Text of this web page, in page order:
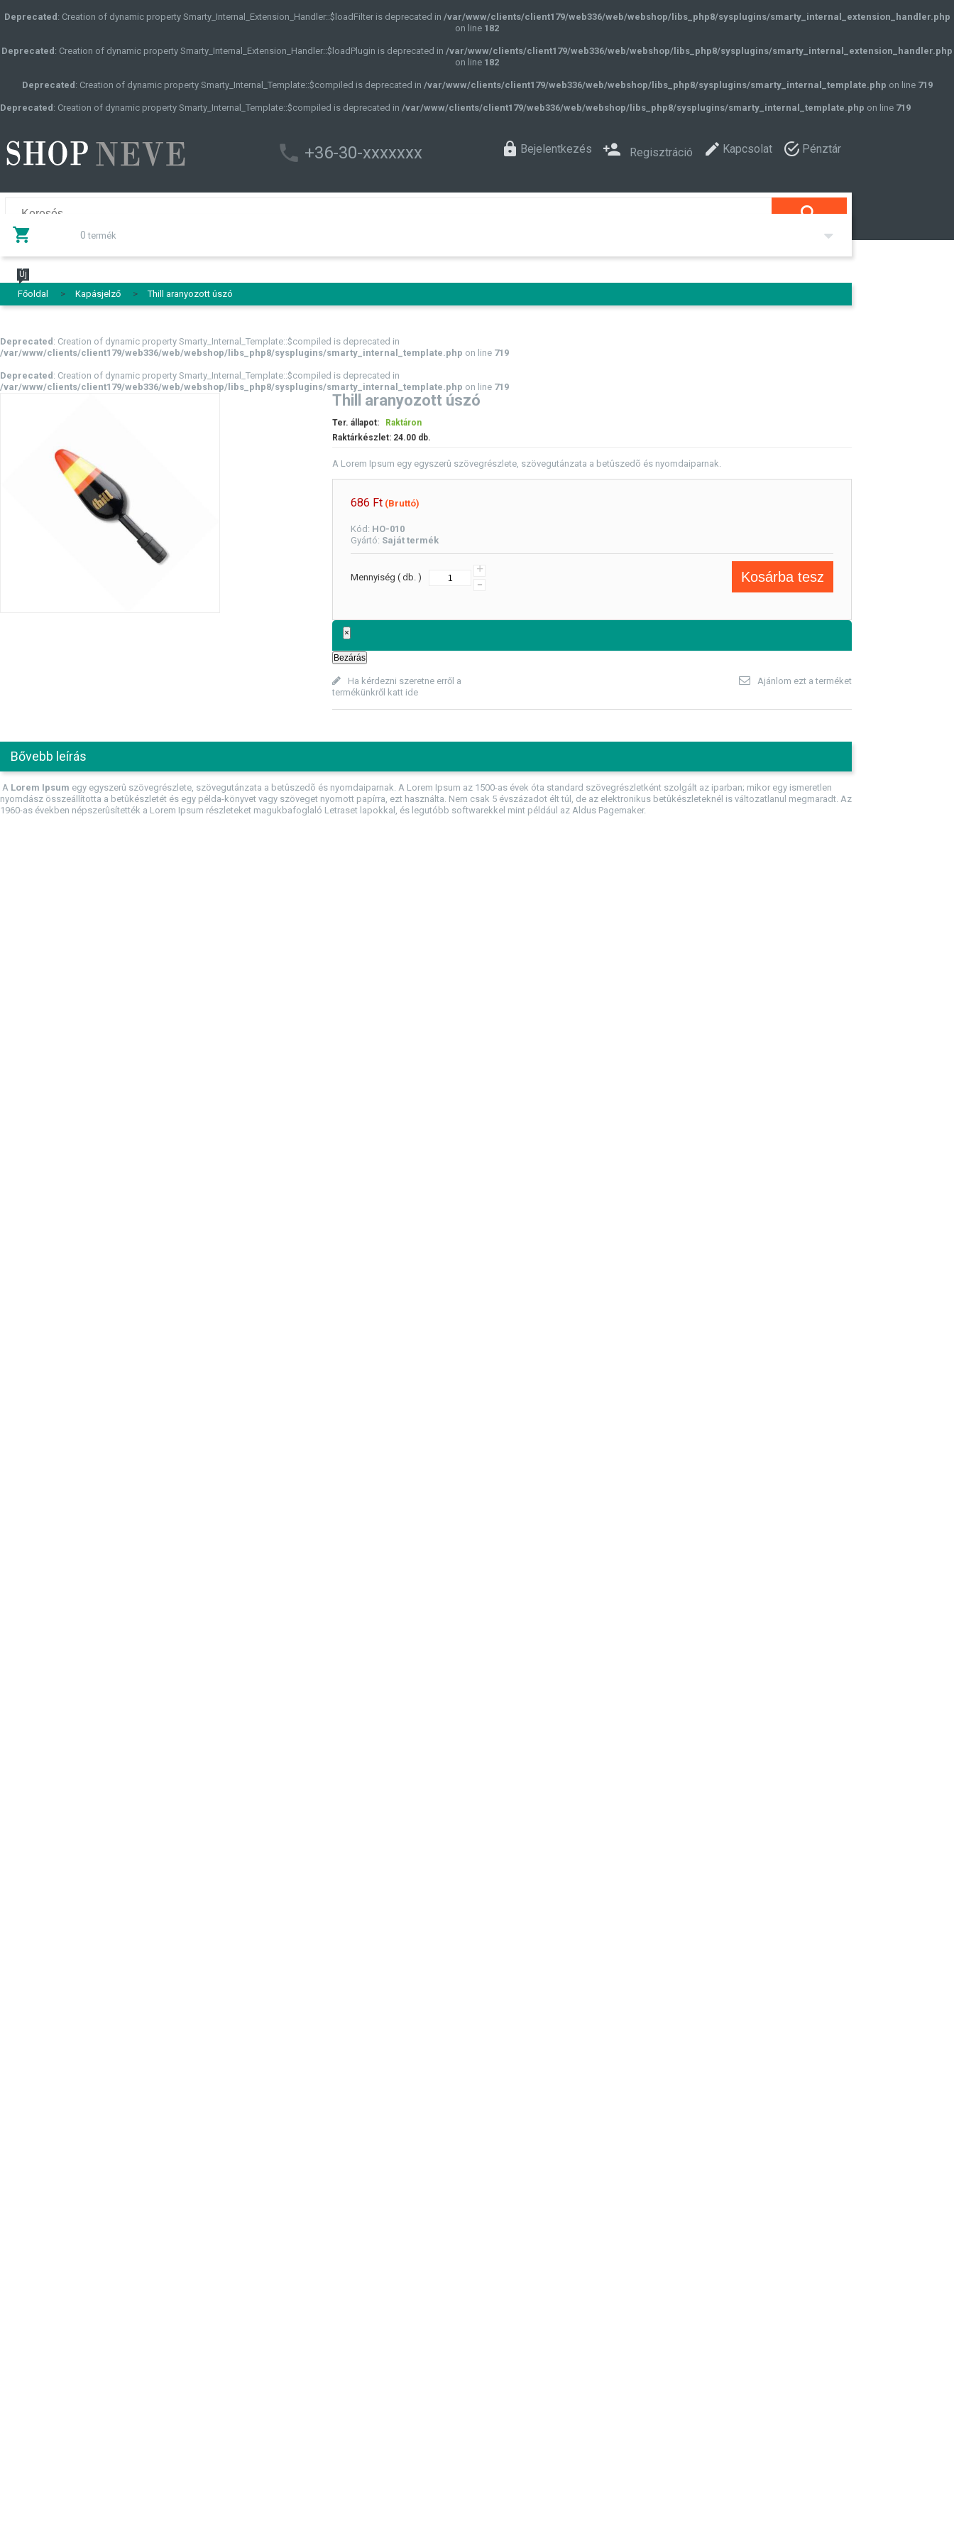
Deprecated : Creation of dynamic property Smarty_Internal_Extension_Handler::$loadFilter is deprecated in /var/www/clients/client179/web336/web/webshop/libs_php8/sysplugins/smarty_internal_extension_handler.php
on line 182
Deprecated : Creation of dynamic property Smarty_Internal_Extension_Handler::$loadPlugin is deprecated in /var/www/clients/client179/web336/web/webshop/libs_php8/sysplugins/smarty_internal_extension_handler.php
on line 182
Deprecated : Creation of dynamic property Smarty_Internal_Template::$compiled is deprecated in /var/www/clients/client179/web336/web/webshop/libs_php8/sysplugins/smarty_internal_template.php on line 719
Deprecated : Creation of dynamic property Smarty_Internal_Template::$compiled is deprecated in /var/www/clients/client179/web336/web/webshop/libs_php8/sysplugins/smarty_internal_template.php on line 719
+36-30-xxxxxxx Bejelentkezés Regisztráció Kapcsolat Pénztár

0 termék
Főoldal > Kapásjelző > Thill aranyozott úszó
Deprecated : Creation of dynamic property Smarty_Internal_Template::$compiled is deprecated in
/var/www/clients/client179/web336/web/webshop/libs_php8/sysplugins/smarty_internal_template.php on line 719
Deprecated : Creation of dynamic property Smarty_Internal_Template::$compiled is deprecated in
/var/www/clients/client179/web336/web/webshop/libs_php8/sysplugins/smarty_internal_template.php on line 719
Thill aranyozott úszó
Ter. állapot:
Raktáron
Raktárkészlet: 24.00 db.
A Lorem Ipsum egy egyszerû szövegrészlete, szövegutánzata a betûszedõ és nyomdaiparnak.
686 Ft (Bruttó)
Kód: HO-010
Gyártó: Saját termék
Mennyiség ( db. )
+
- Kosárba tesz
×
Bezárás
Ha kérdezni szeretne erről a
termékünkről katt ide
Ajánlom ezt a terméket
Bővebb leírás
A Lorem Ipsum egy egyszerû szövegrészlete, szövegutánzata a betûszedõ és nyomdaiparnak. A Lorem Ipsum az 1500-as évek óta standard szövegrészletként szolgált az iparban; mikor egy ismeretlen
nyomdász összeállította a betûkészletét és egy példa-könyvet vagy szöveget nyomott papírra, ezt használta. Nem csak 5 évszázadot élt túl, de az elektronikus betûkészleteknél is változatlanul megmaradt. Az
1960-as években népszerûsítették a Lorem Ipsum részleteket magukbafoglaló Letraset lapokkal, és legutóbb softwarekkel mint például az Aldus Pagemaker.
Új